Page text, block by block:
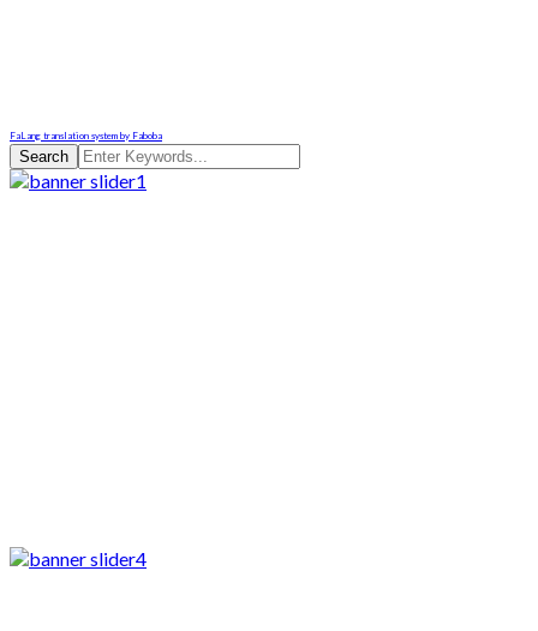
FaLang translation system by Faboba
Search